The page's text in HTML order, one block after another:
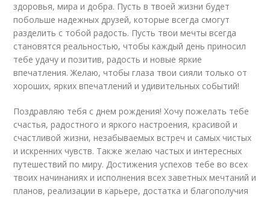
здоровья, мира и добра. Пусть в твоей жизни будет
побольше надежных друзей, которые всегда смогут
разделить с тобой радость. Пусть твои мечты всегда
становятся реальностью, чтобы каждый день приносил
тебе удачу и позитив, радость и новые яркие
впечатления. Желаю, чтобы глаза твои сияли только от
хороших, ярких впечатлений и удивительных событий!
Поздравляю тебя с днем рождения! Хочу пожелать тебе
счастья, радостного и яркого настроения, красивой и
счастливой жизни, незабываемых встреч и самых чистых
и искренних чувств. Также желаю частых и интересных
путешествий по миру. Достижения успехов тебе во всех
твоих начинаниях и исполнения всех заветных мечтаний и
планов, реализации в карьере, достатка и благополучия